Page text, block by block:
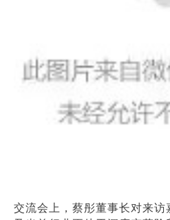
交流会上，蔡彤董事长对来